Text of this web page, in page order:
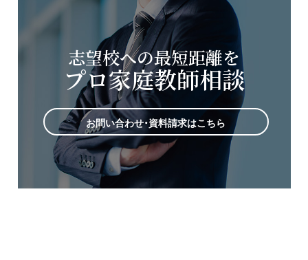
志望校への最短距離を
プロ家庭教師相談
お問い合わせ・資料請求はこちら